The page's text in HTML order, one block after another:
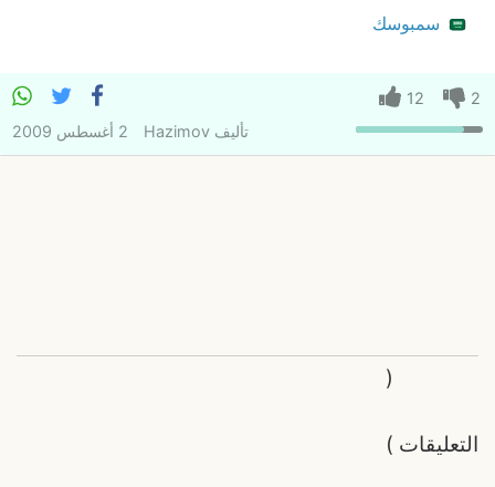
سمبوسك
2
12
تأليفHazimov 2 أغسطس 2009
التعليقات
(
)